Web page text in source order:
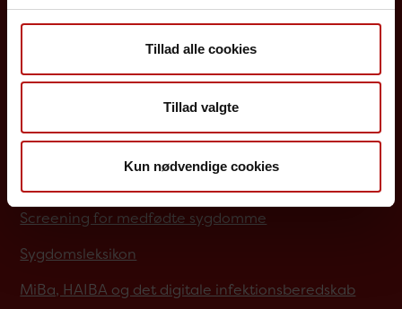
Tillad alle cookies
Tillad valgte
Kun nødvendige cookies
Borgere
Det danske børnevaccinationsprogram
Influenzavaccination
Job på SSI
Screening for medfødte sygdomme
Sygdomsleksikon
MiBa, HAIBA og det digitale infektionsberedskab